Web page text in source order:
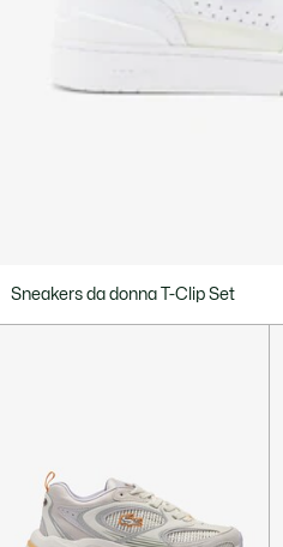
Sneakers da donna T-Clip Set